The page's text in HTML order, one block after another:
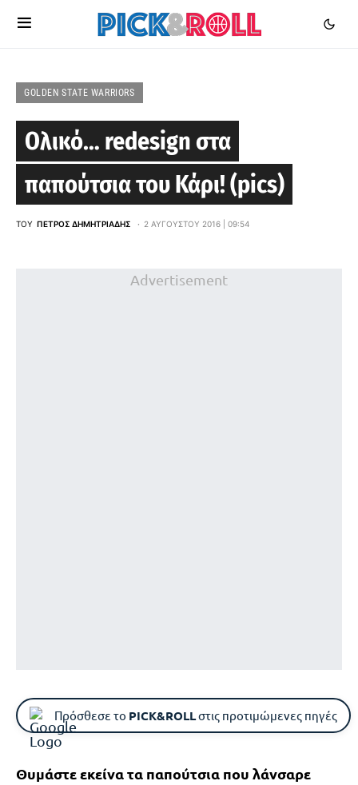
GOLDEN STATE WARRIORS
Ολικό… redesign στα
παπούτσια του Κάρι! (pics)
ΤΟΥ ΠΈΤΡΟΣ ΔΗΜΗΤΡΙΆΔΗΣ 2 ΑΥΓΟΎΣΤΟΥ 2016 | 09:54
Advertisement
Πρόσθεσε το PICK&ROLLστις προτιμώμενες πηγές
Θυμάστε εκείνα τα παπούτσια που λάνσαρε